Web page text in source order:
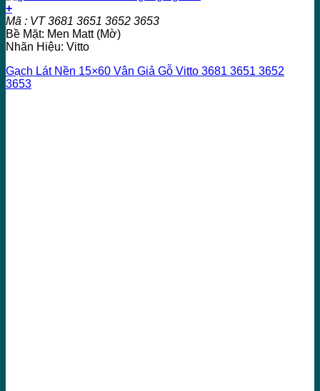
+
Mã : VT 3681 3651 3652 3653
Bề Mặt: Men Matt (Mờ)
Nhãn Hiệu: Vitto
Gạch Lát Nền 15×60 Vân Giả Gỗ Vitto 3681 3651 3652
3653